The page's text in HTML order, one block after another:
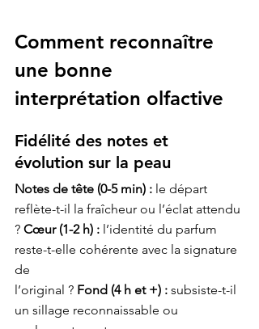
Comment reconnaître
une bonne
interprétation olfactive
Fidélité des notes et
évolution sur la peau
Notes de tête (0-5 min) : le départ
reflète-t-il la fraîcheur ou l’éclat attendu
? Cœur (1-2 h) : l’identité du parfum
reste-t-elle cohérente avec la signature
de
l’original ? Fond (4 h et +) : subsiste-t-il
un sillage reconnaissable ou